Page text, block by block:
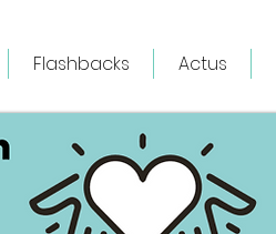
Flashbacks Actus